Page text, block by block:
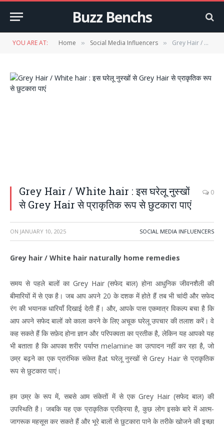
Buzz Benchs
YOU ARE AT: Home » Social Media Influencers » Grey Hair / White hair : इस घरेलू नुस्खों से Grey Hair से प्राकृतिक रूप से छुटकारा पाएं
Grey Hair / White hair : इस घरेलू नुस्खों
से Grey Hair से प्राकृतिक रूप से छुटकारा पाएं
0
ON JANUARY 10, 2025 SOCIAL MEDIA INFLUENCERS
Grey hair / White hair naturally home remedies
समय से पहले बालों का Grey Hair (सफेद बाल) होना आधुनिक जीवनशैली की
बीमारियों में से एक है। जब आप अपने 20 के दशक में होते हैं तब भी चांदी और सफेद
रंग की भयानक धारियाँ दिखाई देती हैं। और, आपके पास एकमात्र विकल्प बचा है कि
आप अपने सफेद बालों को काला करने के लिए अचूक घरेलू उपचार की तलाश करें। वे
कह सकते हैं कि सफ़ेद होना ज्ञान और परिपक्वता का प्रतीक है, लेकिन यह आपको यह
भी बताता है कि आपका शरीर पर्याप्त melamine का उत्पादन नहीं कर रहा है, जो
उम्र बढ़ने का एक प्रारंभिक संकेत हैat घरेलू नुस्खों से Grey Hair से प्राकृतिक
रूप से छुटकारा पाएं।
हम उम्र के रूप में, सबसे आम संकेतों में से एक Grey Hair (सफेद बाल) की
उपस्थिति है। जबकि यह एक प्राकृतिक प्रक्रिया है, कुछ लोग इसके बारे में आत्म-
जागरूक महसूस कर सकते हैं और भूरे बालों से छुटकारा पाने के तरीके खोजने की इच्छा